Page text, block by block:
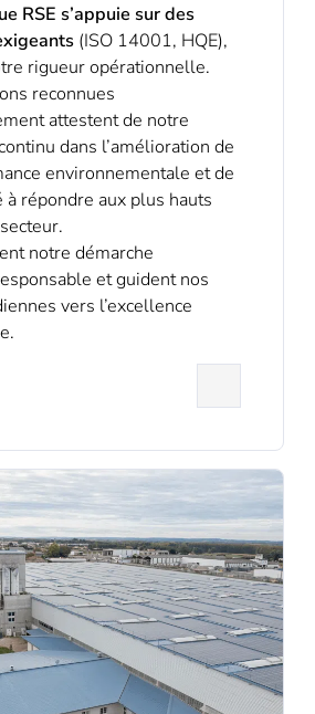
RSE s’appuie sur des
(ISO 14001, HQE),
rigueur opérationnelle.
reconnues
attestent de notre
dans l’amélioration de
environnementale et de
à répondre aux plus hauts
notre démarche
et guident nos
vers l’excellence